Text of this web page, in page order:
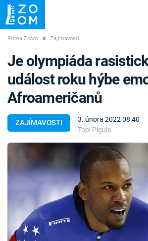
ZÁHADY VETŘELCI DÁVNOVĚKU
Témata
Témata
TV Program
Časopis
Prima Zoom ■ Zajímavosti
ZAJÍMAVOSTI
3. února 2022 08:40
Topi Pigula
Je olympiáda
událost roku hýbe
Afroameričanů